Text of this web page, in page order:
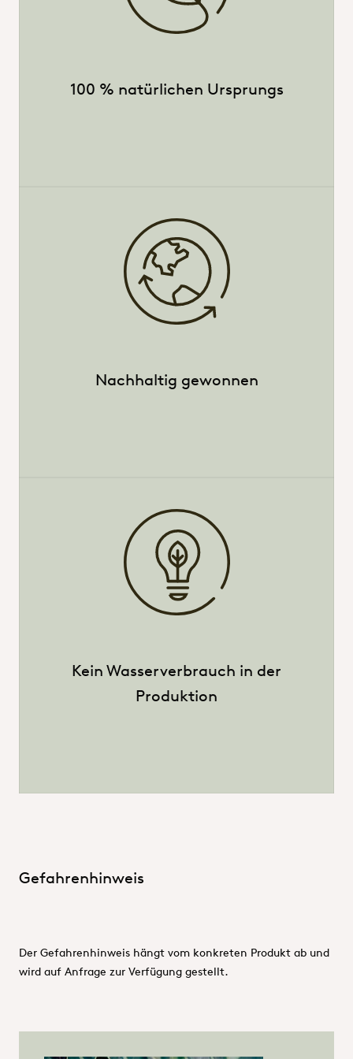
100 % natürlichen Ursprungs
Nachhaltig gewonnen
Kein Wasserverbrauch in der
Produktion
Gefahrenhinweis
Der Gefahrenhinweis hängt vom konkreten Produkt ab und
wird auf Anfrage zur Verfügung gestellt.